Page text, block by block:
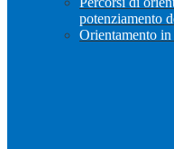
potenziamento
Orientamento in